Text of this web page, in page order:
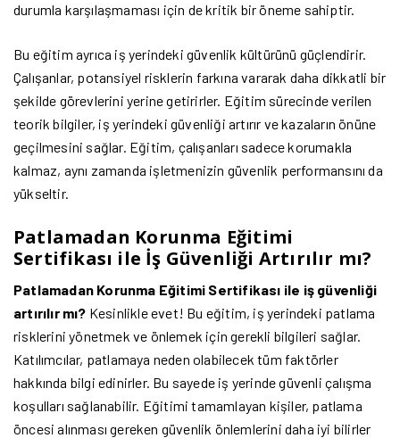
durumla karşılaşmaması için de kritik bir öneme sahiptir.
Bu eğitim ayrıca iş yerindeki güvenlik kültürünü güçlendirir.
Çalışanlar, potansiyel risklerin farkına vararak daha dikkatli bir
şekilde görevlerini yerine getirirler. Eğitim sürecinde verilen
teorik bilgiler, iş yerindeki güvenliği artırır ve kazaların önüne
geçilmesini sağlar. Eğitim, çalışanları sadece korumakla
kalmaz, aynı zamanda işletmenizin güvenlik performansını da
yükseltir.
Patlamadan Korunma Eğitimi
Sertifikası ile İş Güvenliği Artırılır mı?
Patlamadan Korunma Eğitimi Sertifikası ile iş güvenliği
artırılır mı? Kesinlikle evet! Bu eğitim, iş yerindeki patlama
risklerini yönetmek ve önlemek için gerekli bilgileri sağlar.
Katılımcılar, patlamaya neden olabilecek tüm faktörler
hakkında bilgi edinirler. Bu sayede iş yerinde güvenli çalışma
koşulları sağlanabilir. Eğitimi tamamlayan kişiler, patlama
öncesi alınması gereken güvenlik önlemlerini daha iyi bilirler